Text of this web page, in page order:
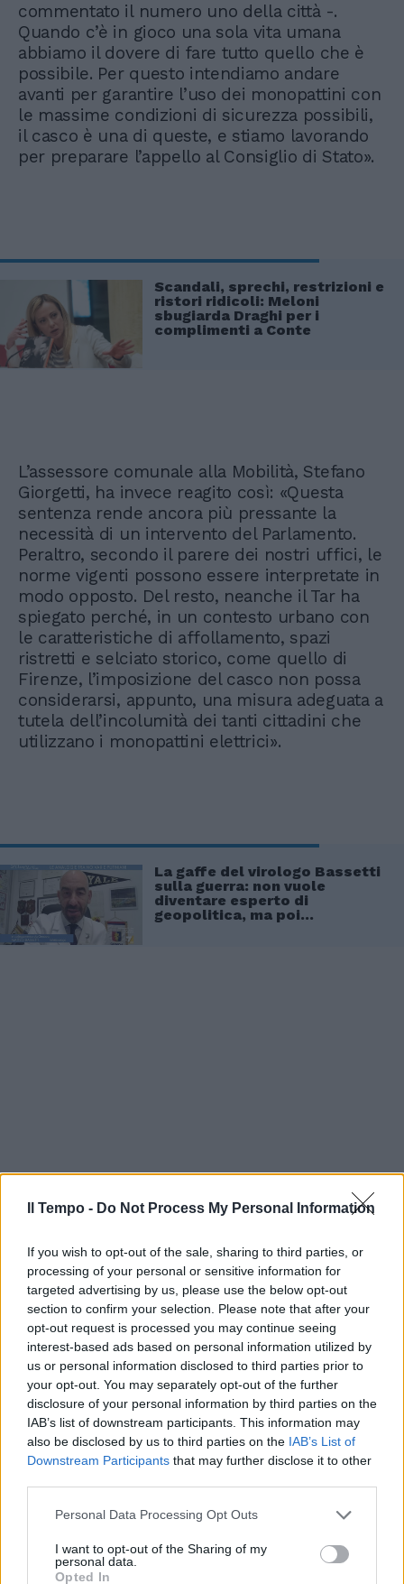
Il Tempo - Do Not Process My Personal Information
If you wish to opt-out of the sale, sharing to third parties, or
processing of your personal or sensitive information for
targeted advertising by us, please use the below opt-out
section to confirm your selection. Please note that after your
opt-out request is processed you may continue seeing
interest-based ads based on personal information utilized by
us or personal information disclosed to third parties prior to
your opt-out. You may separately opt-out of the further
disclosure of your personal information by third parties on the
IAB’s list of downstream participants. This information may
also be disclosed by us to third parties on the IAB’s List of
Downstream Participants that may further disclose it to other
Personal Data Processing Opt Outs
I want to opt-out of the Sharing of my
personal data.
Opted In
commentato il numero uno della città -.
Quando c’è in gioco una sola vita umana
abbiamo il dovere di fare tutto quello che è
possibile. Per questo intendiamo andare
avanti per garantire l’uso dei monopattini con
le massime condizioni di sicurezza possibili,
il casco è una di queste, e stiamo lavorando
per preparare l’appello al Consiglio di Stato».
Scandali, sprechi, restrizioni e
ristori ridicoli: Meloni
sbugiarda Draghi per i
complimenti a Conte
L’assessore comunale alla Mobilità, Stefano
Giorgetti, ha invece reagito così: «Questa
sentenza rende ancora più pressante la
necessità di un intervento del Parlamento.
Peraltro, secondo il parere dei nostri uffici, le
norme vigenti possono essere interpretate in
modo opposto. Del resto, neanche il Tar ha
spiegato perché, in un contesto urbano con
le caratteristiche di affollamento, spazi
ristretti e selciato storico, come quello di
Firenze, l’imposizione del casco non possa
considerarsi, appunto, una misura adeguata a
tutela dell’incolumità dei tanti cittadini che
utilizzano i monopattini elettrici».
La gaffe del virologo Bassetti
sulla guerra: non vuole
diventare esperto di
geopolitica, ma poi...